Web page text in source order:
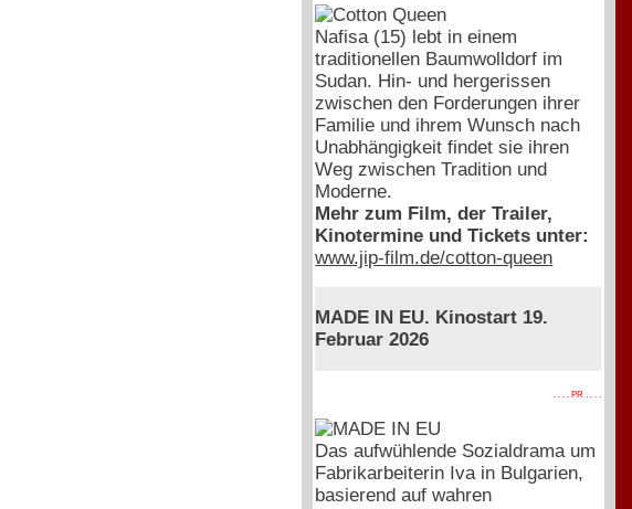
Nafisa (15) lebt in einem
traditionellen Baumwolldorf im
Sudan. Hin- und hergerissen
zwischen den Forderungen ihrer
Familie und ihrem Wunsch nach
Unabhängigkeit findet sie ihren
Weg zwischen Tradition und
Moderne.
Mehr zum Film, der Trailer,
Kinotermine und Tickets unter:
www.jip-film.de/cotton-queen
MADE IN EU. Kinostart 19.
Februar 2026
. . . . PR . . . .
Das aufwühlende Sozialdrama um
Fabrikarbeiterin Iva in Bulgarien,
basierend auf wahren